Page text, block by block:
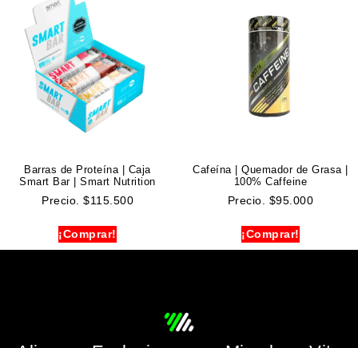
Barras de Proteína | Caja
Smart Bar | Smart Nutrition
Precio. $115.500
¡Comprar!
Cafeína | Quemador de Grasa |
100% Caffeine
Precio. $95.000
¡Comprar!